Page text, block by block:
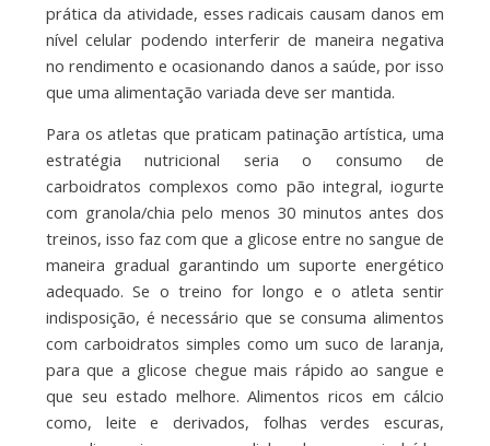
prática da atividade, esses radicais causam danos em
nível celular podendo interferir de maneira negativa
no rendimento e ocasionando danos a saúde, por isso
que uma alimentação variada deve ser mantida.
Para os atletas que praticam patinação artística, uma
estratégia nutricional seria o consumo de
carboidratos complexos como pão integral, iogurte
com granola/chia pelo menos 30 minutos antes dos
treinos, isso faz com que a glicose entre no sangue de
maneira gradual garantindo um suporte energético
adequado. Se o treino for longo e o atleta sentir
indisposição, é necessário que se consuma alimentos
com carboidratos simples como um suco de laranja,
para que a glicose chegue mais rápido ao sangue e
que seu estado melhore. Alimentos ricos em cálcio
como, leite e derivados, folhas verdes escuras,